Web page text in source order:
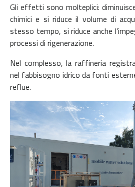
Gli effetti sono molteplici:
chimici e si riduce il volume di
stesso tempo, si riduce anche
processi di rigenerazione.
Nel complesso, la raffineria
nel fabbisogno idrico da fonti
reflue.